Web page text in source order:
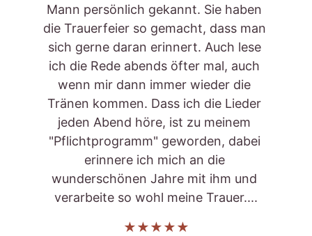
Mann persönlich gekannt. Sie haben
die Trauerfeier so gemacht, dass man
sich gerne daran erinnert. Auch lese
ich die Rede abends öfter mal, auch
wenn mir dann immer wieder die
Tränen kommen. Dass ich die Lieder
jeden Abend höre, ist zu meinem
"Pflichtprogramm" geworden, dabei
erinnere ich mich an die
wunderschönen Jahre mit ihm und
verarbeite so wohl meine Trauer....
★★★★★